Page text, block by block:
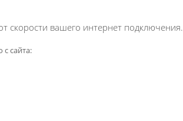
скорости вашего интернет подключения.
сайта: